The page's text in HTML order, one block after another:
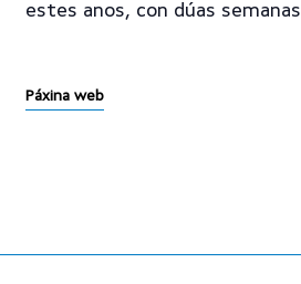
estes anos, con dúas
Páxina web